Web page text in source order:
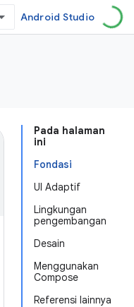
Android Studio
Pada halaman
ini
Fondasi
UI Adaptif
Lingkungan
pengembangan
Desain
Menggunakan
Compose
Referensi lainnya